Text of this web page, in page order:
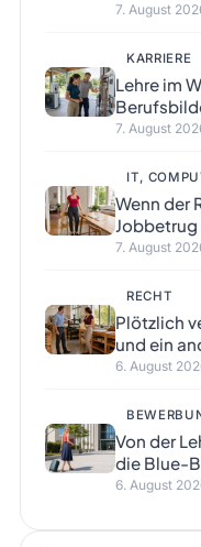
7. August
KARRIERE
Lehre im
7. August
IT,
Wenn der
Jobbetrug
7. August
RECHT
Plötzlich
und ein
6. August
Von der
die Blue-
6. August